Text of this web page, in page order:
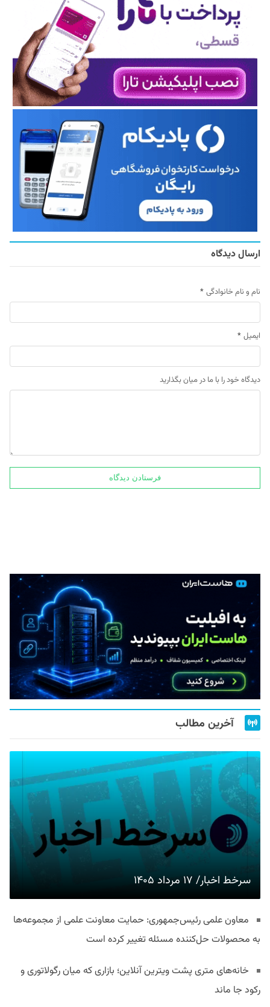
ارسال دیدگاه
نام و نام خانوادگی *
ایمیل *
دیدگاه خود را با ما در میان بگذارید
آخرین مطالب
سرخط اخبار/ ۱۷ مرداد ۱۴۰۵
معاون علمی رئیس‌جمهوری: حمایت معاونت علمی از مجموعه‌ها
به محصولات حل‌کننده مسئله تغییر کرده است
خانه‌های متری پشت ویترین آنلاین؛ بازاری که میان رگولاتوری و
رکود جا ماند